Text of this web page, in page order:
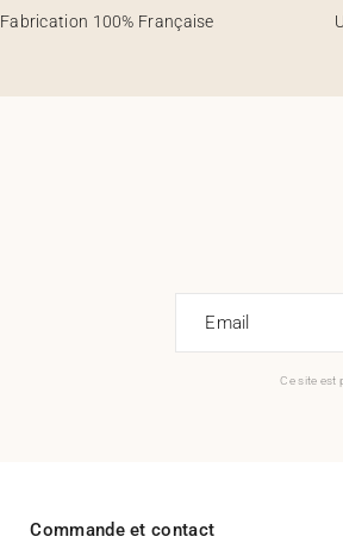
Fabrication 100% Française
Email
Ce site est
Commande et contact